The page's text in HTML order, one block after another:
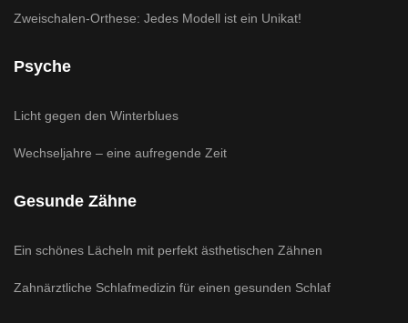
Zweischalen-Orthese: Jedes Modell ist ein Unikat!
Psyche
Licht gegen den Winterblues
Wechseljahre – eine aufregende Zeit
Gesunde Zähne
Ein schönes Lächeln mit perfekt ästhetischen Zähnen
Zahnärztliche Schlafmedizin für einen gesunden Schlaf